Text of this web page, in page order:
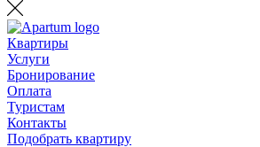
Квартиры
Услуги
Бронирование
Оплата
Туристам
Контакты
Подобрать квартиру